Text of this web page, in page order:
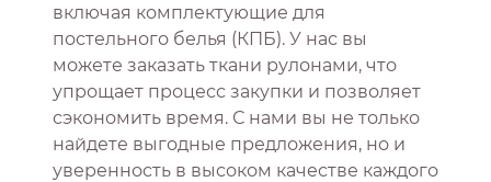
включая комплектующие для
постельного белья (КПБ). У нас вы
можете заказать ткани рулонами, что
упрощает процесс закупки и позволяет
сэкономить время. С нами вы не только
найдете выгодные предложения, но и
уверенность в высоком качестве каждого